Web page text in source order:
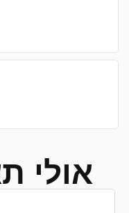
אולי